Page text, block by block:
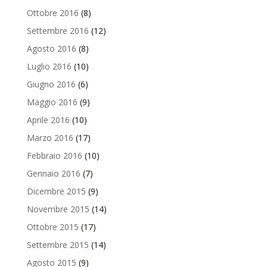
Ottobre 2016 (8)
Settembre 2016 (12)
Agosto 2016 (8)
Luglio 2016 (10)
Giugno 2016 (6)
Maggio 2016 (9)
Aprile 2016 (10)
Marzo 2016 (17)
Febbraio 2016 (10)
Gennaio 2016 (7)
Dicembre 2015 (9)
Novembre 2015 (14)
Ottobre 2015 (17)
Settembre 2015 (14)
Agosto 2015 (9)